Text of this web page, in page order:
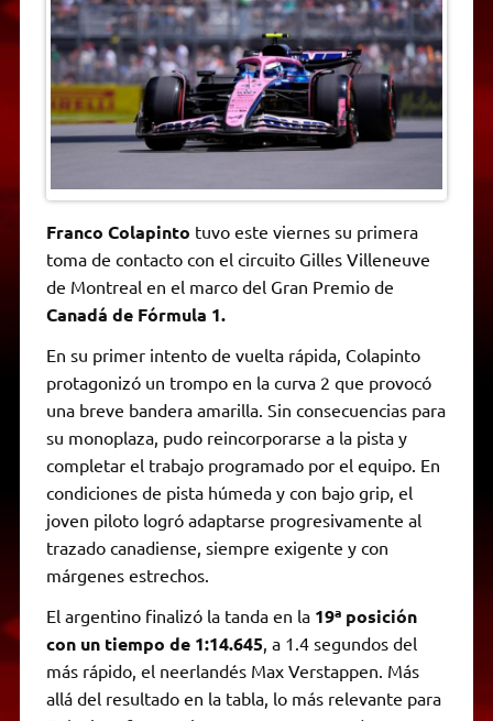
A
p
p
r
a
m
e
r
o
o
k
n
g
e
r
i
n
k
F
r
i
e
n
d
l
y
Franco Colapinto tuvo este viernes su primera
toma de contacto con el circuito Gilles Villeneuve
de Montreal en el marco del Gran Premio de
Canadá de Fórmula 1.
En su primer intento de vuelta rápida, Colapinto
protagonizó un trompo en la curva 2 que provocó
una breve bandera amarilla. Sin consecuencias para
su monoplaza, pudo reincorporarse a la pista y
completar el trabajo programado por el equipo. En
condiciones de pista húmeda y con bajo grip, el
joven piloto logró adaptarse progresivamente al
trazado canadiense, siempre exigente y con
márgenes estrechos.
El argentino finalizó la tanda en la 19ª posición
con un tiempo de 1:14.645, a 1.4 segundos del
más rápido, el neerlandés Max Verstappen. Más
allá del resultado en la tabla, lo más relevante para